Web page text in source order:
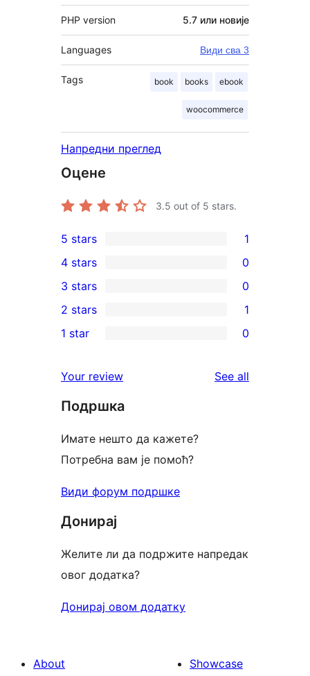
PHP version 5.7 или новије
Languages Види сва 3
Tags book books ebook
woocommerce
Напредни преглед
Оцене
3.5 out of 5 stars.
1
5-
star
review
5 stars 1
4-
star
reviews
4 stars 0
0
3-
star
3 stars 0
2-
review
2 stars 1
star
reviews
1 star 0
Your review See all
Подршка
Имате нешто да кажете?
Потребна вам је помоћ?
Види форум подршке
Донирај
Желите ли да подржите напредак
овог додатка?
Донирај овом додатку
About
Showcase